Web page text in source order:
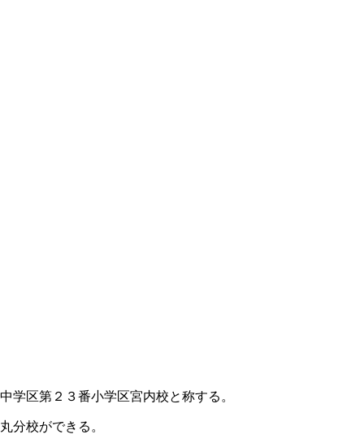
２３番小学区宮内校と称する。
校ができる。